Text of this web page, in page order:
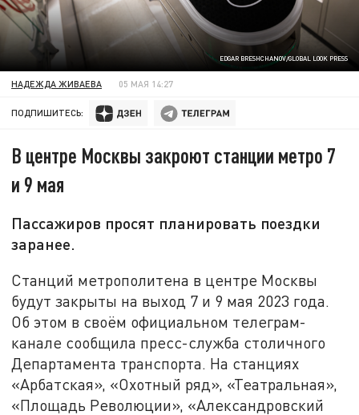
EDGAR BRESHCHANOV/GLOBAL LOOK PRESS
НАДЕЖДА ЖИВАЕВА 05 МАЯ 14:27
ПОДПИШИТЕСЬ:
В центре Москвы закроют станции метро 7
и 9 мая
Пассажиров просят планировать поездки
заранее.
Станций метрополитена в центре Москвы
будут закрыты на выход 7 и 9 мая 2023 года.
Об этом в своём официальном телеграм-
канале сообщила пресс-служба столичного
Департамента транспорта. На станциях
«Арбатская», «Охотный ряд», «Театральная»,
«Площадь Революции», «Александровский